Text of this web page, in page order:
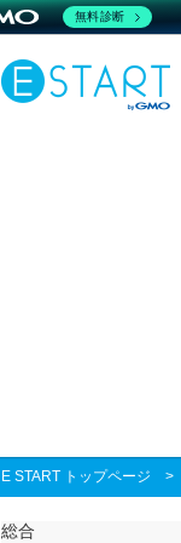
E START トップページ >
総合
無料診断